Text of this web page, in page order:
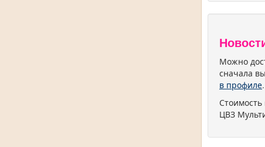
Можно
сначала
в профиле.
ЦВЗ